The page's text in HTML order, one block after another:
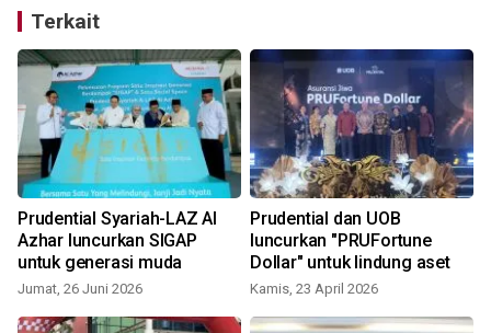
Terkait
Prudential Syariah-LAZ Al
Azhar luncurkan SIGAP
untuk generasi muda
Jumat, 26 Juni 2026
Prudential dan UOB
luncurkan "PRUFortune
Dollar" untuk lindung aset
Kamis, 23 April 2026